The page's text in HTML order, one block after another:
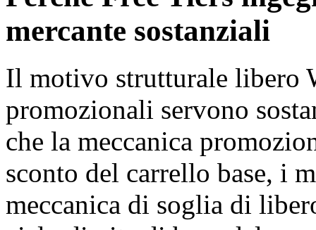
mercante sostanziali
Il motivo strutturale libero
promozionali servono
che la meccanica
sconto del carrello base, i
meccanica di soglia di